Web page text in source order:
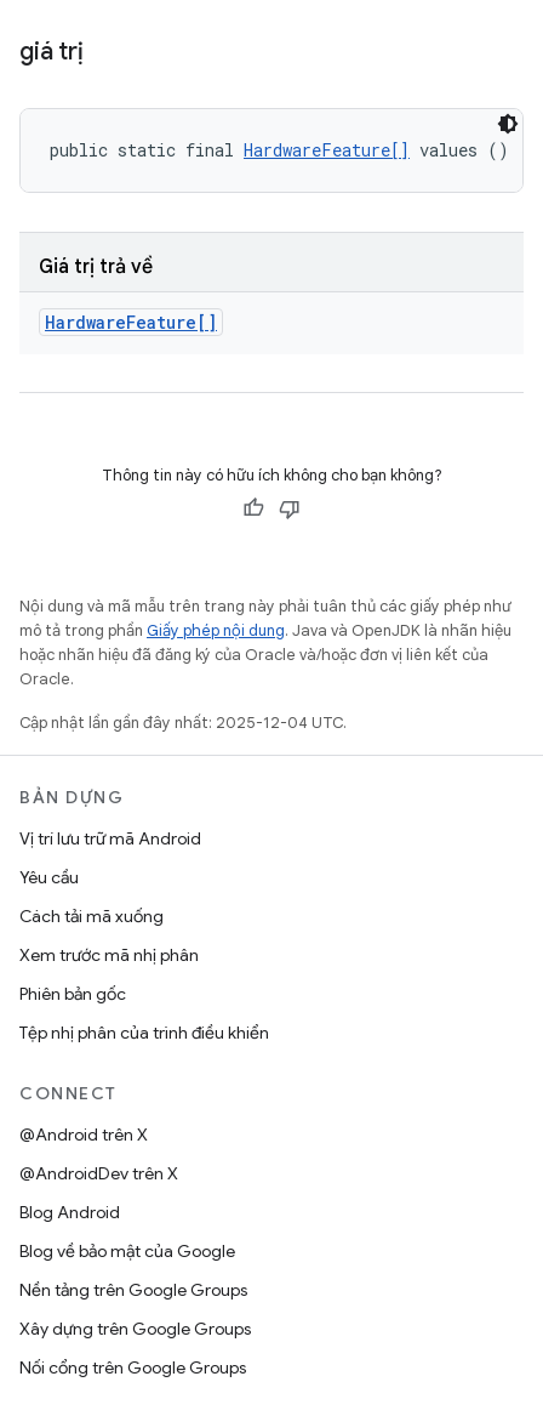
giá trị
public static final HardwareFeature[] values ()
Giá trị trả về
HardwareFeature[]
Thông tin này có hữu ích không cho bạn không?
Nội dung và mã mẫu trên trang này phải tuân thủ các giấy phép như
mô tả trong phần Giấy phép nội dung. Java và OpenJDK là nhãn hiệu
hoặc nhãn hiệu đã đăng ký của Oracle và/hoặc đơn vị liên kết của
Oracle.
Cập nhật lần gần đây nhất: 2025-12-04 UTC.
BẢN DỰNG
Vị trí lưu trữ mã Android
Yêu cầu
Cách tải mã xuống
Xem trước mã nhị phân
Phiên bản gốc
Tệp nhị phân của trình điều khiển
CONNECT
@Android trên X
@AndroidDev trên X
Blog Android
Blog về bảo mật của Google
Nền tảng trên Google Groups
Xây dựng trên Google Groups
Nối cổng trên Google Groups